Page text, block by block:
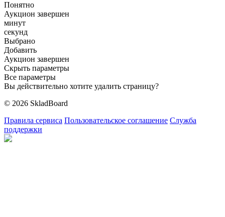
Понятно
Аукцион завершен
минут
секунд
Выбрано
Добавить
Аукцион завершен
Скрыть параметры
Все параметры
Вы действительно хотите удалить страницу?
© 2026 SkladBoard
Правила сервиса Пользовательское соглашение Служба
поддержки